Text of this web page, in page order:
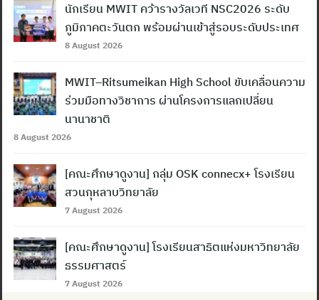
นักเรียน MWIT คว้ารางวัลเวที NSC2026 ระดับ
ภูมิภาคตะวันตก พร้อมผ่านเข้าสู่รอบระดับประเทศ
8 August 2026
MWIT–Ritsumeikan High School ขับเคลื่อนความ
ร่วมมือทางวิชาการ ผ่านโครงการแลกเปลี่ยน
นานาชาติ
8 August 2026
[คณะศึกษาดูงาน] กลุ่ม OSK connecx+ โรงเรียน
สวนกุหลาบวิทยาลัย
7 August 2026
[คณะศึกษาดูงาน] โรงเรียนสาธิตแห่งมหาวิทยาลัย
ธรรมศาสตร์
7 August 2026